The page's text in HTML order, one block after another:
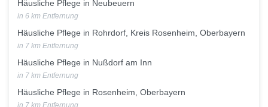
Häusliche Pflege in Neubeuern
in 6 km Entfernung
Häusliche Pflege in Rohrdorf, Kreis Rosenheim, Oberbayern
in 7 km Entfernung
Häusliche Pflege in Nußdorf am Inn
in 7 km Entfernung
Häusliche Pflege in Rosenheim, Oberbayern